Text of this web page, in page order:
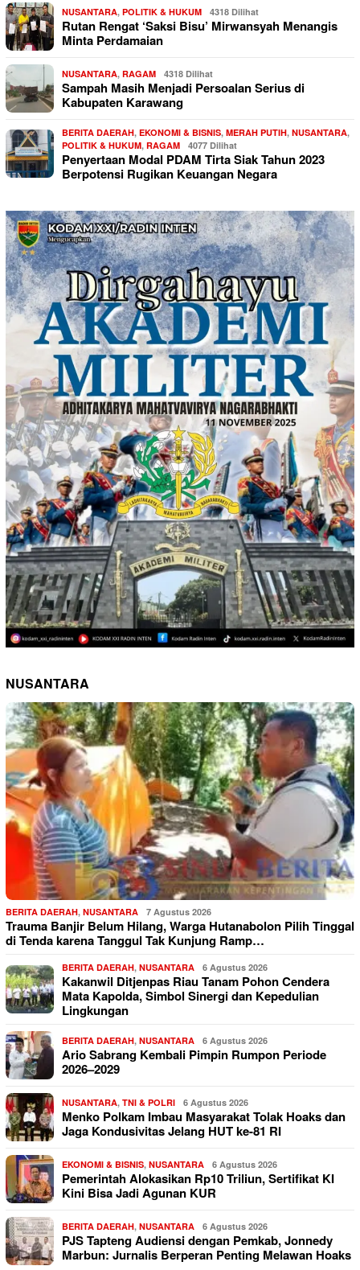
NUSANTARA, POLITIK & HUKUM 4318 Dilihat
Rutan Rengat ‘Saksi Bisu’ Mirwansyah Menangis
Minta Perdamaian
NUSANTARA, RAGAM 4318 Dilihat
Sampah Masih Menjadi Persoalan Serius di
Kabupaten Karawang
BERITA DAERAH, EKONOMI & BISNIS, MERAH PUTIH, NUSANTARA,
POLITIK & HUKUM, RAGAM 4077 Dilihat
Penyertaan Modal PDAM Tirta Siak Tahun 2023
Berpotensi Rugikan Keuangan Negara
NUSANTARA
BERITA DAERAH, NUSANTARA 7 Agustus 2026
Trauma Banjir Belum Hilang, Warga Hutanabolon Pilih Tinggal
di Tenda karena Tanggul Tak Kunjung Ramp…
BERITA DAERAH, NUSANTARA 6 Agustus 2026
Kakanwil Ditjenpas Riau Tanam Pohon Cendera
Mata Kapolda, Simbol Sinergi dan Kepedulian
Lingkungan
BERITA DAERAH, NUSANTARA 6 Agustus 2026
Ario Sabrang Kembali Pimpin Rumpon Periode
2026–2029
NUSANTARA, TNI & POLRI 6 Agustus 2026
Menko Polkam Imbau Masyarakat Tolak Hoaks dan
Jaga Kondusivitas Jelang HUT ke-81 RI
EKONOMI & BISNIS, NUSANTARA 6 Agustus 2026
Pemerintah Alokasikan Rp10 Triliun, Sertifikat KI
Kini Bisa Jadi Agunan KUR
BERITA DAERAH, NUSANTARA 6 Agustus 2026
PJS Tapteng Audiensi dengan Pemkab, Jonnedy
Marbun: Jurnalis Berperan Penting Melawan Hoaks